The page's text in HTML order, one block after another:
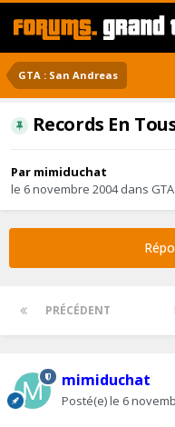
GTA : San Andreas
Records En
Par mimiduchat
le 6 novembre 2004dans
PRÉCÉDENT
mimiduchat
Posté(e)le 6